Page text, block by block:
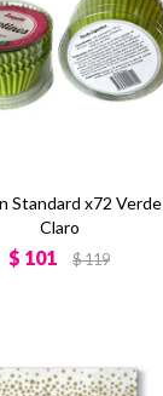
Standard x72 Verde
Claro
$ 101 $119